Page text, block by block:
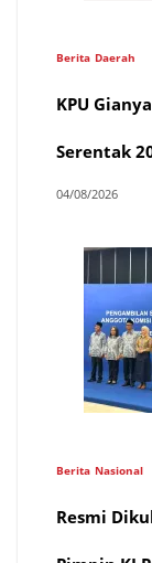
Berita Daerah
KPU
Serentak
04/08/2026
Berita Nasional
Resmi